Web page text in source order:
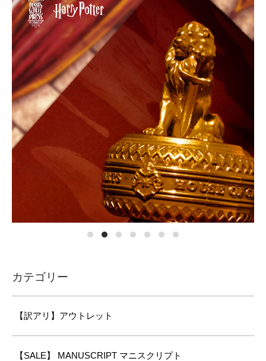
カテゴリー
【訳アリ】アウトレット
【SALE】 MANUSCRIPT マニスクリプト